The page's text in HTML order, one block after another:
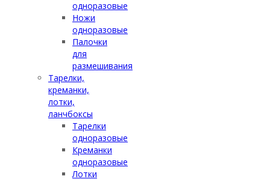
одноразовые
Ножи
одноразовые
Палочки
для
размешивания
Тарелки,
креманки,
лотки,
ланчбоксы
Тарелки
одноразовые
Креманки
одноразовые
Лотки